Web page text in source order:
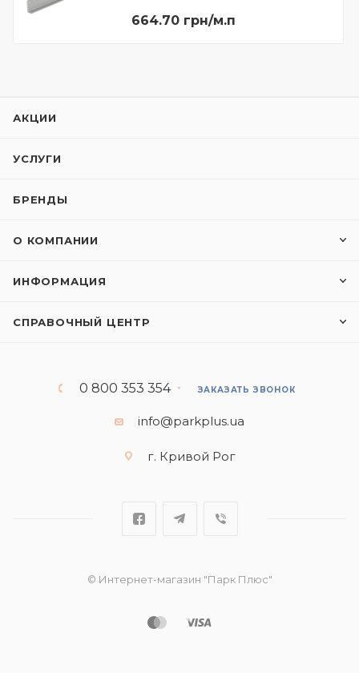
664.70 грн/м.п
АКЦИИ
УСЛУГИ
БРЕНДЫ
О КОМПАНИИ
ИНФОРМАЦИЯ
СПРАВОЧНЫЙ ЦЕНТР
0 800 353 354 ЗАКАЗАТЬ ЗВОНОК
info@parkplus.ua
г. Кривой Рог
© Интернет-магазин "Парк Плюс"